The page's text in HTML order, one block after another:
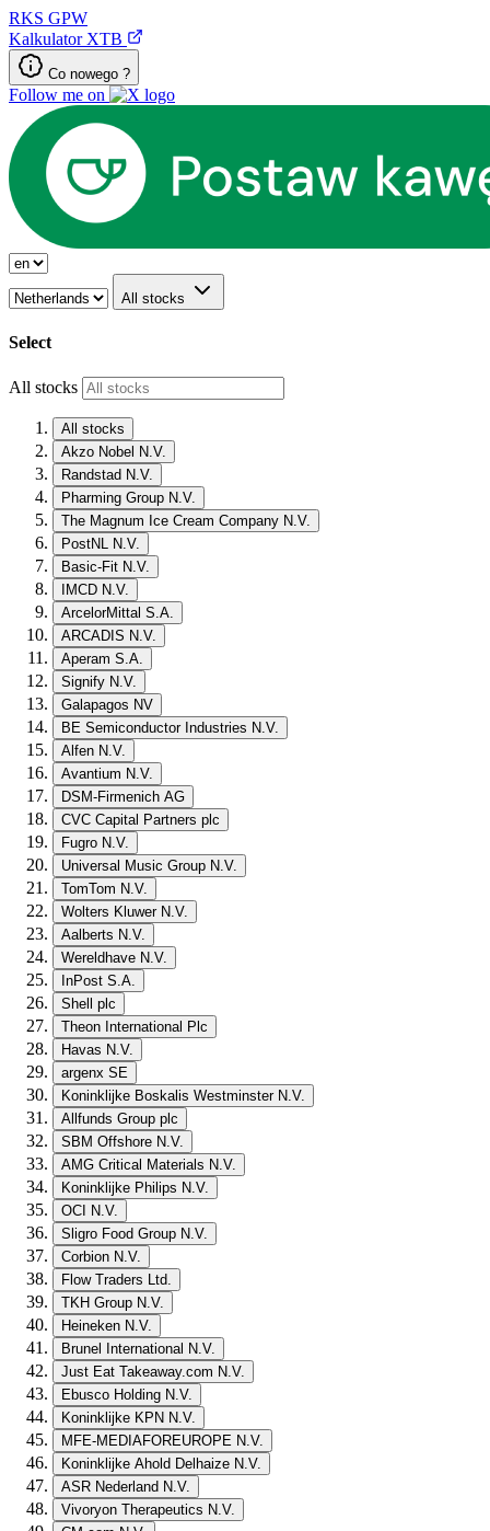
RKS GPW
Kalkulator XTB
Co nowego ?
Follow me on
All stocks
Select
All stocks
All stocks
Akzo Nobel N.V.
Randstad N.V.
Pharming Group N.V.
The Magnum Ice Cream Company N.V.
PostNL N.V.
Basic-Fit N.V.
IMCD N.V.
ArcelorMittal S.A.
ARCADIS N.V.
Aperam S.A.
Signify N.V.
Galapagos NV
BE Semiconductor Industries N.V.
Alfen N.V.
Avantium N.V.
DSM-Firmenich AG
CVC Capital Partners plc
Fugro N.V.
Universal Music Group N.V.
TomTom N.V.
Wolters Kluwer N.V.
Aalberts N.V.
Wereldhave N.V.
InPost S.A.
Shell plc
Theon International Plc
Havas N.V.
argenx SE
Koninklijke Boskalis Westminster N.V.
Allfunds Group plc
SBM Offshore N.V.
AMG Critical Materials N.V.
Koninklijke Philips N.V.
OCI N.V.
Sligro Food Group N.V.
Corbion N.V.
Flow Traders Ltd.
TKH Group N.V.
Heineken N.V.
Brunel International N.V.
Just Eat Takeaway.com N.V.
Ebusco Holding N.V.
Koninklijke KPN N.V.
MFE-MEDIAFOREUROPE N.V.
Koninklijke Ahold Delhaize N.V.
ASR Nederland N.V.
Vivoryon Therapeutics N.V.